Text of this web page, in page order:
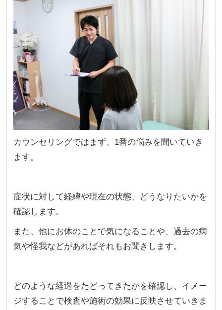
カウンセリングではまず、1番の悩みを聞いていき
ます。
症状に対して経緯や現在の状態、どうなりたいかを
確認します。
また、他にお体のことで気になることや、過去の病
気や怪我などがあればそれもお聞きします。
どのような経過をたどってきたかを確認し、イメー
ジすることで検査や施術の効果に反映させていきま